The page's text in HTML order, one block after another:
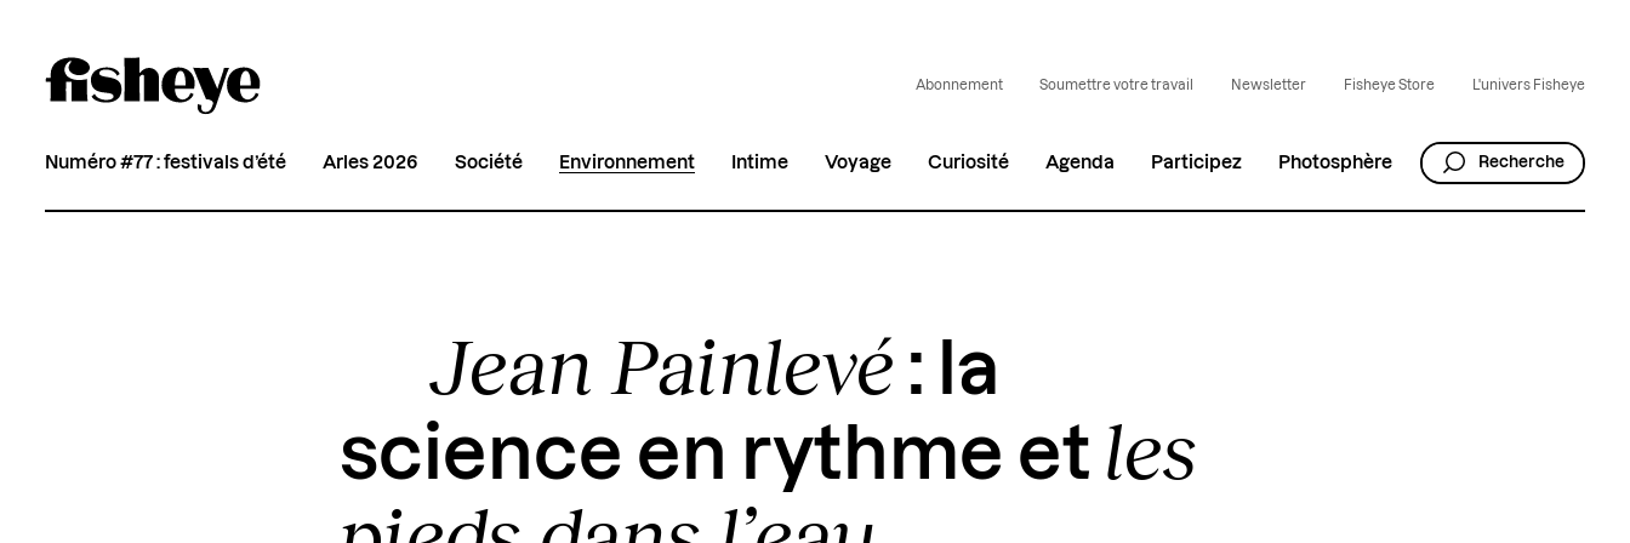
Abonnement Soumettre votre travail Newsletter Fisheye Store L'univers Fisheye
Numéro #77 : festivals d’été Arles 2026 Société Environnement Intime Voyage Curiosité Agenda Participez Photosphère Recherche
Jean Painlevé : la
science en rythme et les